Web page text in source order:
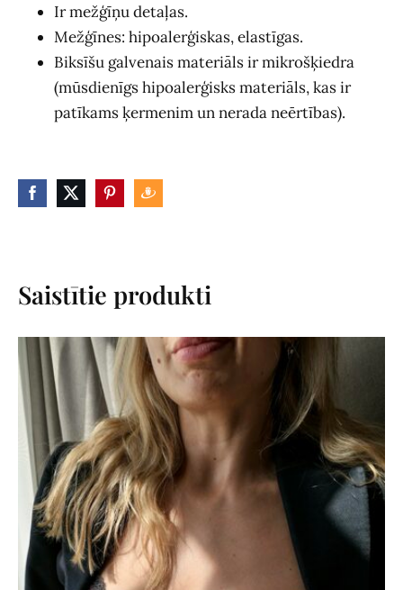
Ir mežģīņu detaļas.
Mežģīnes: hipoalerģiskas, elastīgas.
Biksīšu galvenais materiāls ir mikrošķiedra
(mūsdienīgs hipoalerģisks materiāls, kas ir
patīkams ķermenim un nerada neērtības).
Saistītie produkti